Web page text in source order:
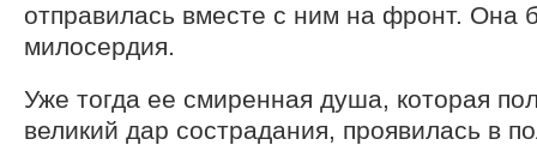
отправилась вместе с ним на фронт. Она
милосердия.
Уже тогда ее смиренная душа, которая
великий дар сострадания, проявилась в